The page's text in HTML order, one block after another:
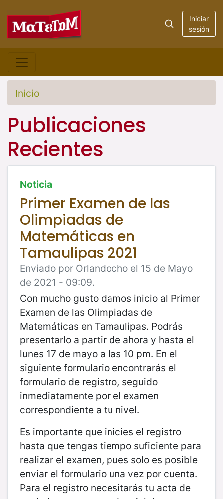
Iniciar
sesión
Inicio
Publicaciones
Recientes
Noticia
Primer Examen de las
Olimpiadas de
Matemáticas en
Tamaulipas 2021
Enviado por Orlandocho el 15 de Mayo
de 2021 - 09:09.
Con mucho gusto damos inicio al Primer
Examen de las Olimpiadas de
Matemáticas en Tamaulipas. Podrás
presentarlo a partir de ahora y hasta el
lunes 17 de mayo a las 10 pm. En el
siguiente formulario encontrarás el
formulario de registro, seguido
inmediatamente por el examen
correspondiente a tu nivel.
Es importante que inicies el registro
hasta que tengas tiempo suficiente para
realizar el examen, pues solo es posible
enviar el formulario una vez por cuenta.
Para el registro necesitarás tu acta de